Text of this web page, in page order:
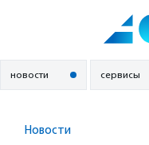
новости сервисы
Новости